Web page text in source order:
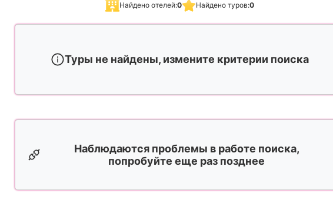
Найдено отелей:0 Найдено туров:0
Туры не найдены, измените критерии поиска
Наблюдаются проблемы в работе поиска,
попробуйте еще раз позднее